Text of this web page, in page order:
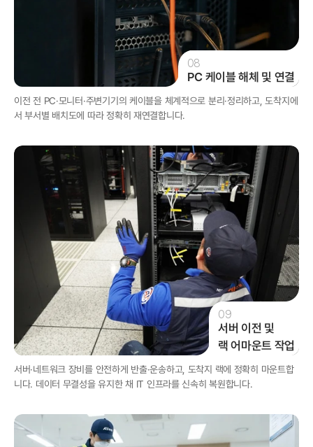
08
PC 케이블 해체 및 연결
이전 전 PC·모니터·주변기기의 케이블을 체계적으로 분리·정리하고, 도착지에
서 부서별 배치도에 따라 정확히 재연결합니다.
09
서버 이전 및
랙 어마운트 작업
서버·네트워크 장비를 안전하게 반출·운송하고, 도착지 랙에 정확히 마운트합
니다. 데이터 무결성을 유지한 채 IT 인프라를 신속히 복원합니다.